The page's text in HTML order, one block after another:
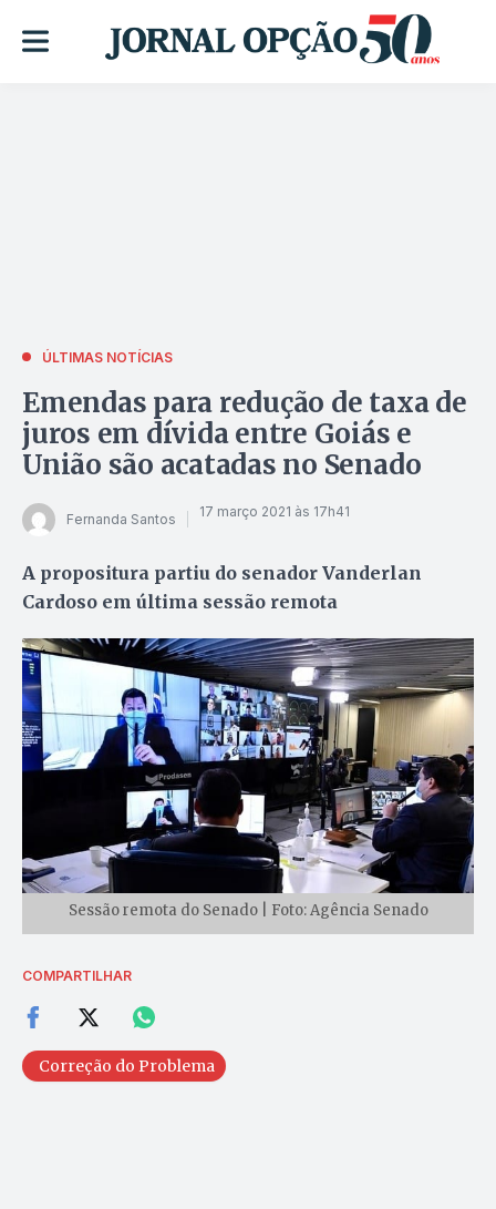
ÚLTIMAS NOTÍCIAS
Emendas para redução de taxa de
juros em dívida entre Goiás e
União são acatadas no Senado
Fernanda Santos 17 março 2021 às 17h41
A propositura partiu do senador Vanderlan
Cardoso em última sessão remota
Sessão remota do Senado | Foto: Agência Senado
COMPARTILHAR
Correção do Problema